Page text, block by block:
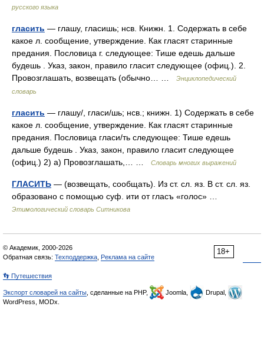
русского языка
гласить — глашу, гласишь; нсв. Книжн. 1. Содержать в себе
какое л. сообщение, утверждение. Как гласят старинные
предания. Пословица г. следующее: Тише едешь дальше
будешь . Указ, закон, правило гласит следующее (офиц.). 2.
Провозглашать, возвещать (обычно… …
Энциклопедический
словарь
гласить — глашу/, гласи/шь; нсв.; книжн. 1) Содержать в себе
какое л. сообщение, утверждение. Как гласят старинные
предания. Пословица гласи/ть следующее: Тише едешь
дальше будешь . Указ, закон, правило гласит следующее
(офиц.) 2) а) Провозглашать,… …
Словарь многих выражений
ГЛАСИТЬ — (возвещать, сообщать). Из ст. сл. яз. В ст. сл. яз.
образовано с помощью суф. ити от гласъ «голос» …
Этимологический словарь Ситникова
18+
© Академик, 2000-2026
Обратная связь: Техподдержка Реклама на сайте
👣 Путешествия
Экспорт словарей на сайты , сделанные на PHP, Joomla,
Drupal,
WordPress, MODx.